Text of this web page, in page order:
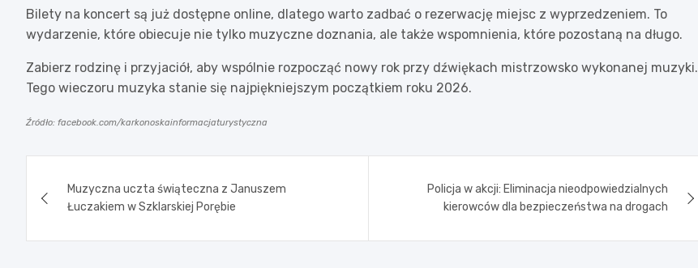
Bilety na koncert są już dostępne online, dlatego warto zadbać o rezerwację miejsc z wyprzedzeniem. To
wydarzenie, które obiecuje nie tylko muzyczne doznania, ale także wspomnienia, które pozostaną na długo.
Zabierz rodzinę i przyjaciół, aby wspólnie rozpocząć nowy rok przy dźwiękach mistrzowsko wykonanej muzyki.
Tego wieczoru muzyka stanie się najpiękniejszym początkiem roku 2026.
Źródło: facebook.com/karkonoskainformacjaturystyczna
wpisuMuzyczna uczta świąteczna z Januszem
Łuczakiem w Szklarskiej Porębie
Policja w akcji: Eliminacja nieodpowiedzialnych
kierowców dla bezpieczeństwa na drogach